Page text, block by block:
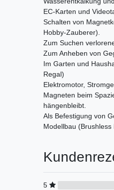
EC-Karten und
Schalten von
Hobby-Zauberer).
Zum Suchen
Zum Anheben von
Im Garten und
Regal)
Elektromotor,
Magneten beim
hängenbleibt.
Als Befestigung von
Modellbau
5